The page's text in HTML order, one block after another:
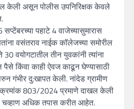
केली असून पोलीस उपनिरिक्षक केवले
पहाटे 4 वाजेच्यासुमारास
वसंतराव नाईक कॉलेजच्या समोरील
वयोगटातील तीन युवकांनी त्यांना
किंवा काही ऐवज काढून घेण्यासाठी
गंभीर दु:खापत केली. नांदेड ग्रामीण
क्रमांक 803/2024 प्रमाणे दाखल केली
चव्हाण अधिक तपास करीत आहेत.